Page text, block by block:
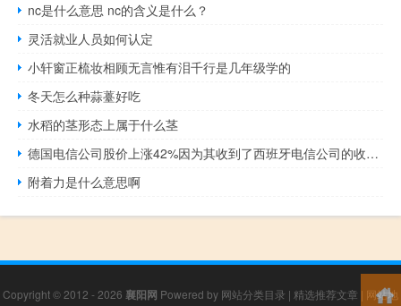
nc是什么意思 nc的含义是什么？
灵活就业人员如何认定
小轩窗正梳妆相顾无言惟有泪千行是几年级学的
冬天怎么种蒜薹好吃
水稻的茎形态上属于什么茎
德国电信公司股价上涨42%因为其收到了西班牙电信公司的收购要约
附着力是什么意思啊
Copyright © 2012 - 2026 襄阳网 Powered by 网站分类目录 | 精选推荐文章 | 网站地